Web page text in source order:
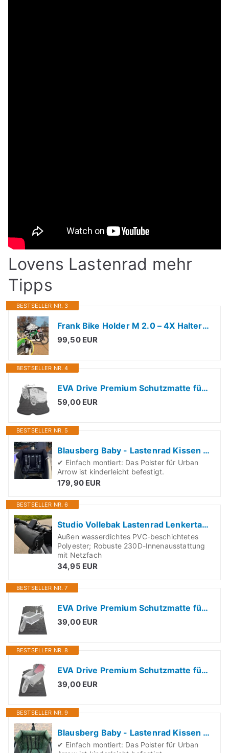
Lovens Lastenrad mehr
Tipps
BESTSELLER NR. 3
Frank Bike Holder M 2.0 – 4X Halterung für Kinderfahrrad & Laufrad am Lastenrad | kompatibel mit Urban Arrow, Cube, Riese & Müller u.v.m. | robust, leicht & sicherer Transport außen an Transportbox
99,50 EUR
BESTSELLER NR. 4
EVA Drive Premium Schutzmatte für Babboe Curve | Lastenrad Fußmatten Teppiche | Lastenrad Zubehör | mit Einfassung | Farbe Schwarz
59,00 EUR
BESTSELLER NR. 5
Blausberg Baby - Lastenrad Kissen für Urban Arrow Family & Family Next Sitzkissen, Zubehör, Kinderkissen, Wetterfestes Sitzpolsten (Schwarz)
✔ Einfach montiert: Das Polster für Urban
Arrow ist kinderleicht befestigt.
179,90 EUR
BESTSELLER NR. 6
Studio Vollebak Lastenrad Lenkertasche
Außen wasserdichtes PVC-beschichtetes
Polyester; Robuste 230D-Innenausstattung
mit Netzfach
34,95 EUR
BESTSELLER NR. 7
EVA Drive Premium Schutzmatte für Cube Cargo | Lastenrad Fußmatten Teppiche | Lastenrad Zubehör | ohne Einfassung | Farbe Schwarz
39,00 EUR
BESTSELLER NR. 8
EVA Drive Premium Schutzmatte für Urban Arrow | Passgenaue Lastenrad Fußmatte | Rutschfester Bodenmatte Teppich | Lastenrad Zubehör | Pflegeleicht & Umweltfreundlich | ohne Einfassung | Schwarz
39,00 EUR
BESTSELLER NR. 9
Blausberg Baby - Lastenrad Kissen für Urban Arrow Family & Family Next Sitzkissen, Zubehör, Kinderkissen, Wetterfestes Sitzpolsten (Dunkel Grün Blätter)
✔ Einfach montiert: Das Polster für Urban